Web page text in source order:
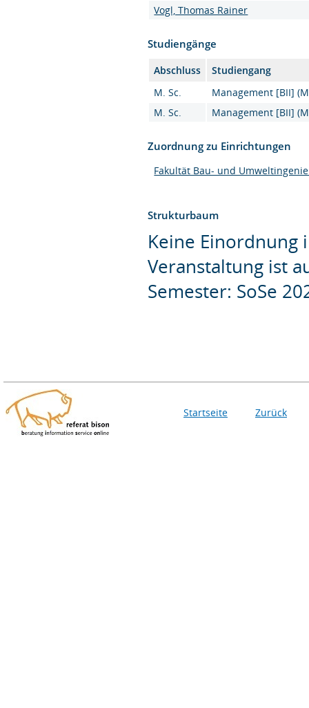
Vogl, Thomas Rainer
Studiengänge
Abschluss
Studiengang
M. Sc.
Management [BII]
M. Sc.
Management [BII]
Zuordnung zu Einrichtungen
Fakultät Bau- und
Strukturbaum
Keine Einordnung
Veranstaltung ist
Semester: SoSe
Startseite Zurück